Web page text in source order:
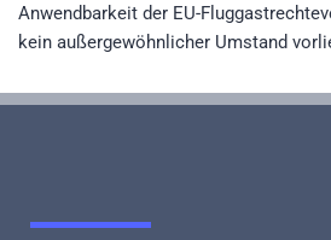
Anwendbarkeit der EU-
kein außergewöhnlicher Umstand